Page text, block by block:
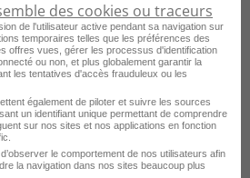
- Junior H/F
des cookies ou traceurs
de l'utilisateur active pendant sa navigation sur
temporaires telles que les préférences des
offres vues, gérer les processus d'identification
ou non, et plus globalement garantir la
les tentatives d'accès frauduleux ou les
également de piloter et suivre les sources
un identifiant unique permettant de comprendre
sur nos sites et nos applications en fonction
le comportement de nos utilisateurs afin
la navigation dans nos sites beaucoup plus